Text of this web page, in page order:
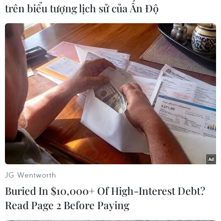
#Quảng Ngãi
#Hội chứng viêm da dày sừng
#Bàn tay
#Bàn chân
trên biểu tượng lịch sử của Ấn Độ
JG Wentworth
Buried In $10,000+ Of High-Interest Debt?
Read Page 2 Before Paying